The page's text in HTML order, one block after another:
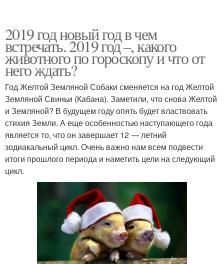
2019 год новый год в чем
встречать. 2019 год –, какого
животного по гороскопу и что от
него ждать?
Год Желтой Земляной Собаки сменяется на год Желтой
Земляной Свиньи (Кабана). Заметили, что снова Желтой
и Земляной? В будущем году опять будет властвовать
стихия Земли. А еще особенностью наступающего года
является то, что он завершает 12 — летний
зодиакальный цикл. Очень важно нам всем подвести
итоги прошлого периода и наметить цели на следующий
цикл.